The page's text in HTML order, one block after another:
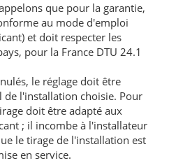
que pour la garantie,
au mode d'emploi
et doit respecter les
pour la France DTU 24.1
le réglage doit être
de l'installation choisie. Pour
doit être adapté aux
; il incombe à l'installateur
le tirage de l'installation est
en service.